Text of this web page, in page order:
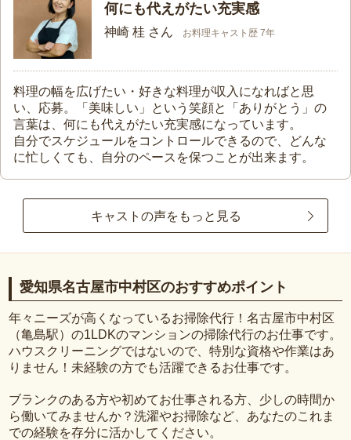
何にも代えがたい充実感
神崎 桂 さん お料理キャスト歴 7年
料理の幅を広げたい・好きな料理が収入になればと思
い、応募。「美味しい」という笑顔と「ありがとう」の
言葉は、何にも代えがたい充実感になっています。
自分でスケジュールをコントロールできるので、どんな
に忙しくても、自分のペースを保つことが出来ます。
キャストの声をもっと見る
愛知県名古屋市中村区のおすすめポイント
年々ニーズが高くなっているお掃除代行！名古屋市中村区
（亀島駅）の1LDKのマンションの掃除代行のお仕事です。
ハウスクリーニングではないので、特別な資格や作業はあ
りません！未経験の方でも活躍できるお仕事です。
ブランクのある方や初めてお仕事される方、少しの時間か
ら働いてみませんか？洗濯やお掃除など、あなたのこれま
での経験を存分に活かしてください。